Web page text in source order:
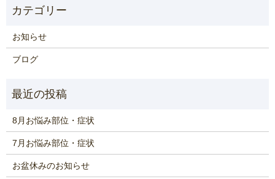
お知らせ
ブログ
8月お悩み部位・症状
7月お悩み部位・症状
お盆休みのお知らせ